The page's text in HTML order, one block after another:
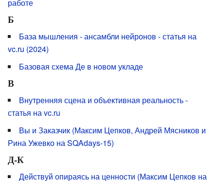
работе
Б
База мышления - ансамбли нейронов - статья на
vc.ru (2024)
Базовая схема Де в новом укладе
В
Внутренняя сцена и объективная реальность -
статья на vc.ru
Вы и Заказчик (Максим Цепков, Андрей Мясников и
Рина Ужевко на SQAdays-15)
Д-К
Действуй опираясь на ценности (Максим Цепков на